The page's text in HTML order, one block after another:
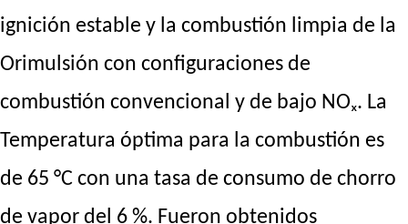
ignición estable y la combustión limpia de la
Orimulsión con configuraciones de
combustión convencional y de bajo NOₓ. La
Temperatura óptima para la combustión es
de 65 °C con una tasa de consumo de chorro
de vapor del 6 %. Fueron obtenidos